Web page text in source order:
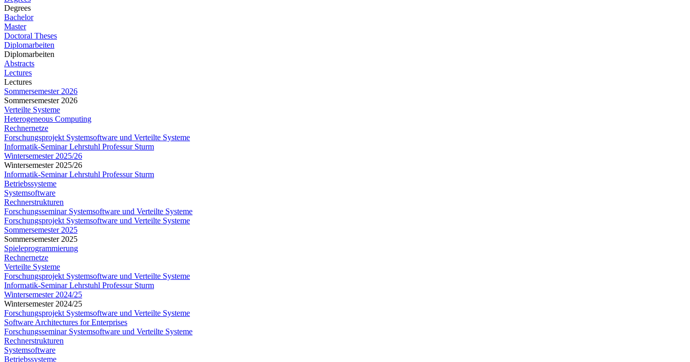
Degrees
Bachelor
Master
Doctoral Theses
Diplomarbeiten
Diplomarbeiten
Abstracts
Lectures
Lectures
Sommersemester 2026
Sommersemester 2026
Verteilte Systeme
Heterogeneous Computing
Rechnernetze
Forschungsprojekt Systemsoftware und Verteilte Systeme
Informatik-Seminar Lehrstuhl Professur Sturm
Wintersemester 2025/26
Wintersemester 2025/26
Informatik-Seminar Lehrstuhl Professur Sturm
Betriebssysteme
Systemsoftware
Rechnerstrukturen
Forschungsseminar Systemsoftware und Verteilte Systeme
Forschungsprojekt Systemsoftware und Verteilte Systeme
Sommersemester 2025
Sommersemester 2025
Spieleprogrammierung
Rechnernetze
Verteilte Systeme
Forschungsprojekt Systemsoftware und Verteilte Systeme
Informatik-Seminar Lehrstuhl Professur Sturm
Wintersemester 2024/25
Wintersemester 2024/25
Forschungsprojekt Systemsoftware und Verteilte Systeme
Software Architectures for Enterprises
Forschungsseminar Systemsoftware und Verteilte Systeme
Rechnerstrukturen
Systemsoftware
Betriebssysteme